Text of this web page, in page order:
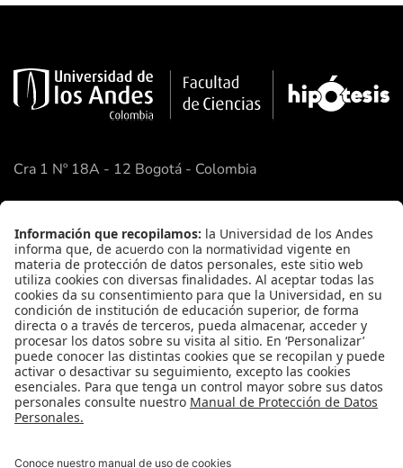
Cra 1 Nº 18A - 12 Bogotá - Colombia
Enlaces Rápidos
Facultad de Ciencias
Academia de Ciencias
FAQ
Contacto